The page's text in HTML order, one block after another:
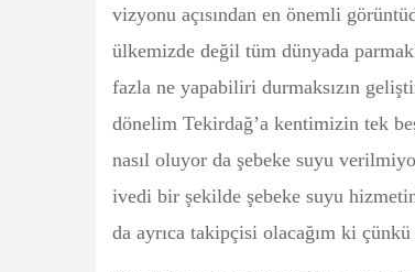
vizyonu açısından en önemli
ülkemizde değil tüm dünyada
fazla ne yapabiliri durmaksızın
dönelim Tekirdağ’a kentimizin tek
nasıl oluyor da şebeke suyu
ivedi bir şekilde şebeke suyu
da ayrıca takipçisi olacağım ki